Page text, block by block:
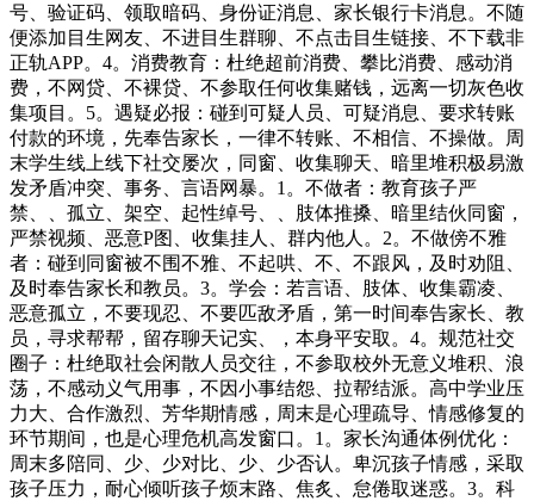
号、验证码、领取暗码、身份证消息、家长银行卡消息。不随
便添加目生网友、不进目生群聊、不点击目生链接、不下载非
正轨APP。4。消费教育：杜绝超前消费、攀比消费、感动消
费，不网贷、不裸贷、不参取任何收集赌钱，远离一切灰色收
集项目。5。遇疑必报：碰到可疑人员、可疑消息、要求转账
付款的环境，先奉告家长，一律不转账、不相信、不操做。周
末学生线上线下社交屡次，同窗、收集聊天、暗里堆积极易激
发矛盾冲突、事务、言语网暴。1。不做者：教育孩子严
禁、、孤立、架空、起性绰号、、肢体推搡、暗里结伙同窗，
严禁视频、恶意P图、收集挂人、群内他人。2。不做傍不雅
者：碰到同窗被不围不雅、不起哄、不、不跟风，及时劝阻、
及时奉告家长和教员。3。学会：若言语、肢体、收集霸凌、
恶意孤立，不要现忍、不要匹敌矛盾，第一时间奉告家长、教
员，寻求帮帮，留存聊天记实、，本身平安取。4。规范社交
圈子：杜绝取社会闲散人员交往，不参取校外无意义堆积、浪
荡，不感动义气用事，不因小事结怨、拉帮结派。高中学业压
力大、合作激烈、芳华期情感，周末是心理疏导、情感修复的
环节期间，也是心理危机高发窗口。1。家长沟通体例优化：
周末多陪同、少、少对比、少、少否认。卑沉孩子情感，采取
孩子压力，耐心倾听孩子烦末路、焦炙、怠倦取迷惑。3。科